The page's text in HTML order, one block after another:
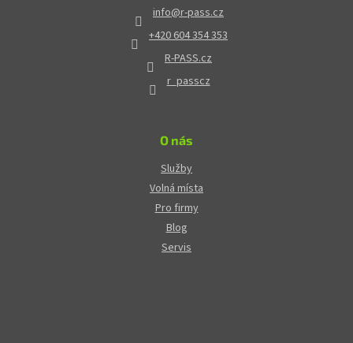
info@r-pass.cz
+420 604 354 353
R-PASS.cz
r_passcz
O nás
Služby
Volná místa
Pro firmy
Blog
Servis